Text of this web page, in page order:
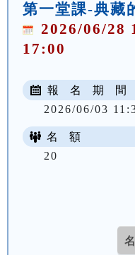
第一堂課-典藏
2026/06/28
17:00
報 名 期 間
2026/06/03
名 額
20